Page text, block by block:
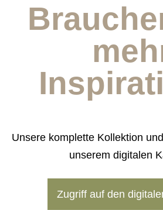
Unsere komplette Kollektion
unserem digitalen
Zugriff auf den